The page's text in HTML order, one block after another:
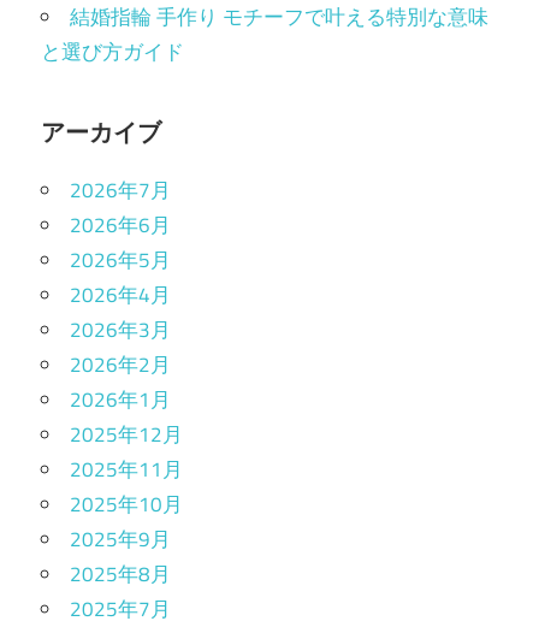
結婚指輪 手作り モチーフで叶える特別な意味
と選び方ガイド
アーカイブ
2026年7月
2026年6月
2026年5月
2026年4月
2026年3月
2026年2月
2026年1月
2025年12月
2025年11月
2025年10月
2025年9月
2025年8月
2025年7月